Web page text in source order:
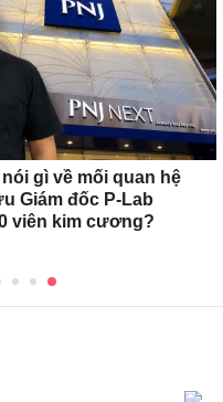
gì về mối quan hệ
Giám đốc P-Lab
viên kim cương?